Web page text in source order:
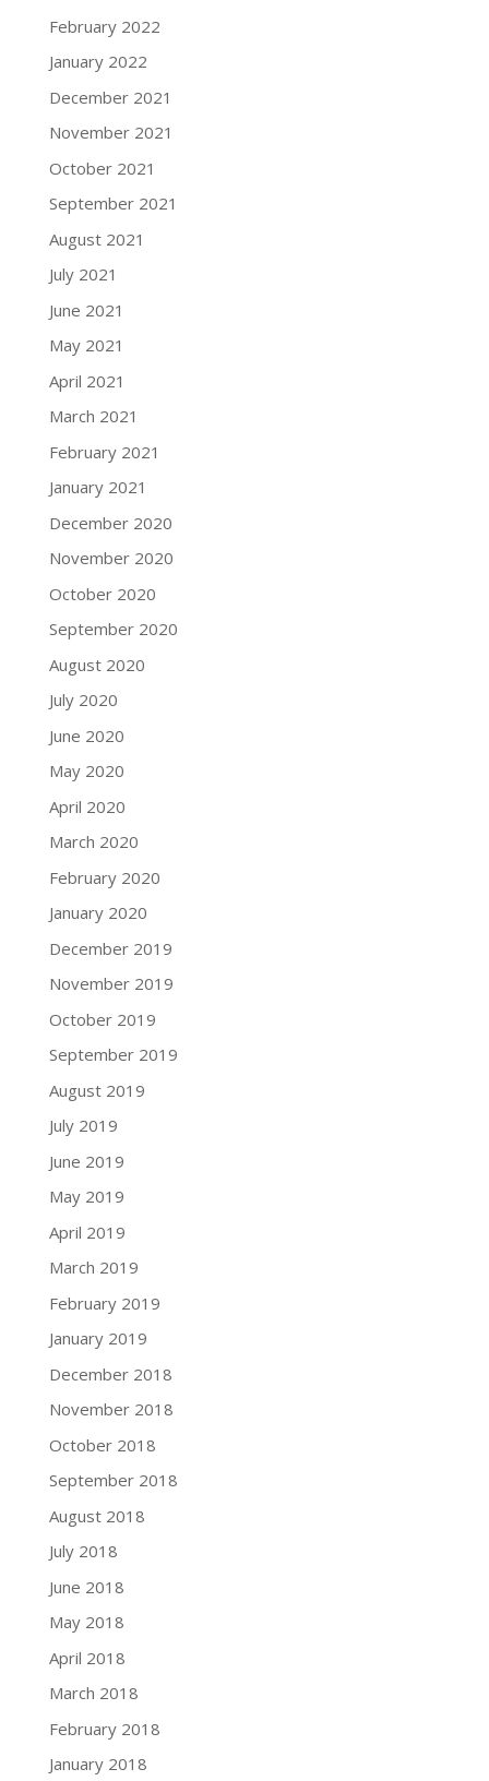
February 2022
January 2022
December 2021
November 2021
October 2021
September 2021
August 2021
July 2021
June 2021
May 2021
April 2021
March 2021
February 2021
January 2021
December 2020
November 2020
October 2020
September 2020
August 2020
July 2020
June 2020
May 2020
April 2020
March 2020
February 2020
January 2020
December 2019
November 2019
October 2019
September 2019
August 2019
July 2019
June 2019
May 2019
April 2019
March 2019
February 2019
January 2019
December 2018
November 2018
October 2018
September 2018
August 2018
July 2018
June 2018
May 2018
April 2018
March 2018
February 2018
January 2018